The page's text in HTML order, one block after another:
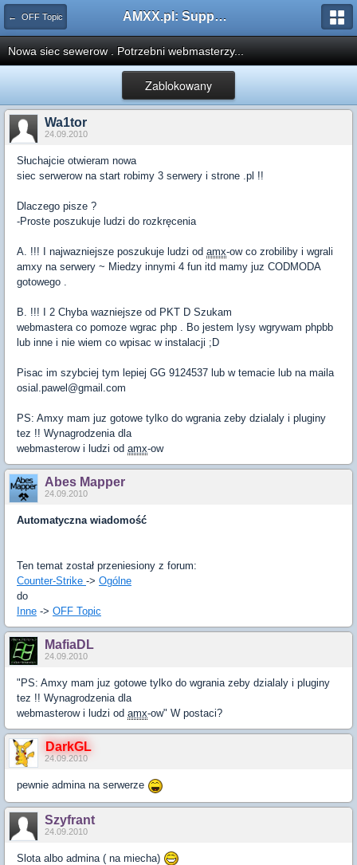
← OFF Topic AMXX.pl: Support AMX Mod X i SourceMod
Nowa siec sewerow . Potrzebni webmasterzy...
Zablokowany
Wa1tor
24.09.2010
Słuchajcie otwieram nowa
siec serwerow na start robimy 3 serwery i strone .pl !!
Dlaczego pisze ?
-Proste poszukuje ludzi do rozkręcenia
A. !!! I najwazniejsze poszukuje ludzi od amx-ow co zrobiliby i wgrali
amxy na serwery ~ Miedzy innymi 4 fun itd mamy juz CODMODA
gotowego .
B. !!! I 2 Chyba wazniejsze od PKT D Szukam
webmastera co pomoze wgrac php . Bo jestem lysy wgrywam phpbb
lub inne i nie wiem co wpisac w instalacji ;D
Pisac im szybciej tym lepiej GG 9124537 lub w temacie lub na maila
osial.pawel@gmail.com
PS: Amxy mam juz gotowe tylko do wgrania zeby dzialaly i pluginy
tez !! Wynagrodzenia dla
webmasterow i ludzi od amx-ow
Abes Mapper
24.09.2010
Automatyczna wiadomość
Ten temat został przeniesiony z forum:
Counter-Strike -> Ogólne
do
Inne -> OFF Topic
MafiaDL
24.09.2010
"PS: Amxy mam juz gotowe tylko do wgrania zeby dzialaly i pluginy
tez !! Wynagrodzenia dla
webmasterow i ludzi od amx-ow" W postaci?
DarkGL
24.09.2010
pewnie admina na serwerze
Szyfrant
24.09.2010
Slota albo admina ( na miecha)